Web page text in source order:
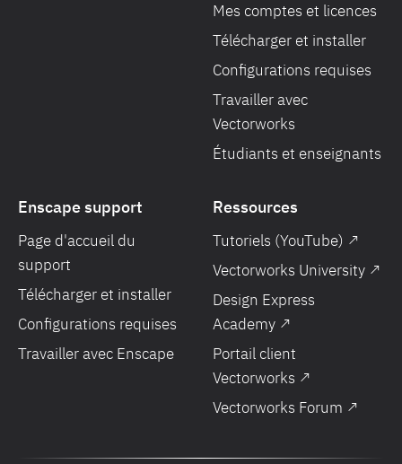
Mes comptes et licences
Télécharger et installer
Configurations requises
Travailler avec
Vectorworks
Étudiants et enseignants
Enscape support
Page d'accueil du
support
Télécharger et installer
Configurations requises
Travailler avec Enscape
Ressources
Tutoriels (YouTube) ↗
Vectorworks University ↗
Design Express
Academy ↗
Portail client
Vectorworks ↗
Vectorworks Forum ↗